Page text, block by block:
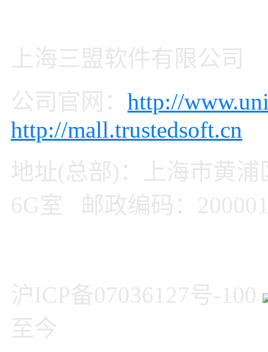
上海三盟软件有限公司
公司官网： http://
http://mall.trustedsoft.cn
地址(总部)：上海市黄
6G室 邮政编码：
沪ICP备07036127号-100
至今